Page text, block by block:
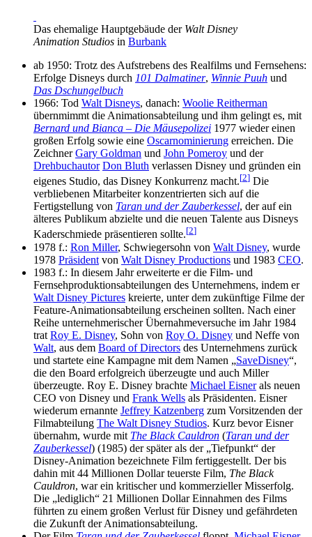
Das ehemalige Hauptgebäude der Walt Disney
Animation Studios in Burbank
ab 1950: Trotz des Aufstrebens des Realfilms und Fernsehens:
Erfolge Disneys durch 101 Dalmatiner, Winnie Puuh und
Das Dschungelbuch
1966: Tod Walt Disneys, danach: Woolie Reitherman
übernmimmt die Animationsabteilung und ihm gelingt es, mit
Bernard und Bianca – Die Mäusepolizei 1977 wieder einen
großen Erfolg sowie eine Oscarnominierung erreichen. Die
ZeichnerGary Goldman und John Pomeroy und der
Drehbuchautor Don Bluth verlassen Disney und gründen ein
eigenes Studio, das Disney Konkurrenz macht.[2] Die
verbliebenen Mitarbeiter konzentrierten sich auf die
Fertigstellung von Taran und der Zauberkessel, der auf ein
älteres Publikum abzielte und die neuen Talente aus Disneys
Kaderschmiede präsentieren sollte.[2]
1978 f.: Ron Miller, Schwiegersohn von Walt Disney, wurde
1978 Präsident von Walt Disney Productions und 1983 CEO.
1983 f.: In diesem Jahr erweiterte er die Film- und
Fernsehproduktionsabteilungen des Unternehmens, indem er
Walt Disney Pictures kreierte, unter dem zukünftige Filme der
Feature-Animationsabteilung erscheinen sollten. Nach einer
Reihe unternehmerischer Übernahmeversuche im Jahr 1984
trat Roy E. Disney, Sohn von Roy O. Disney und Neffe von
Walt, aus dem Board of Directors des Unternehmens zurück
und startete eine Kampagne mit dem Namen „SaveDisney“,
die den Board erfolgreich überzeugte und auch Miller
überzeugte. Roy E. Disney brachte Michael Eisnerals neuen
CEO von Disney und Frank Wells als Präsidenten. Eisner
wiederum ernannte Jeffrey Katzenberg zum Vorsitzenden der
Filmabteilung The Walt Disney Studios. Kurz bevor Eisner
übernahm, wurde mit The Black Cauldron (Taran und der
Zauberkessel) (1985) der später als der „Tiefpunkt“ der
Disney-Animation bezeichnete Film fertiggestellt. Der bis
dahin mit 44 Millionen Dollar teuerste Film, The Black
Cauldron, war ein kritischer und kommerzieller Misserfolg.
Die „lediglich“ 21 Millionen Dollar Einnahmen des Films
führten zu einem großen Verlust für Disney und gefährdeten
die Zukunft der Animationsabteilung.